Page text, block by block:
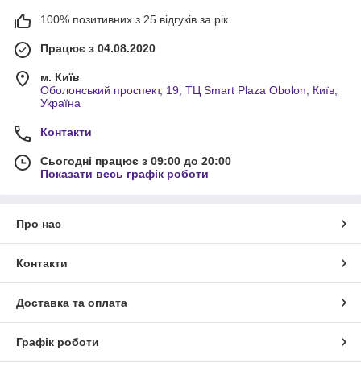
100% позитивних з 25 відгуків за рік
Працює з 04.08.2020
м. Київ
Оболонський проспект, 19, ТЦ Smart Plaza Obolon, Київ,
Україна
Контакти
Сьогодні працює з 09:00 до 20:00
Показати весь графік роботи
Про нас
Контакти
Доставка та оплата
Графік роботи